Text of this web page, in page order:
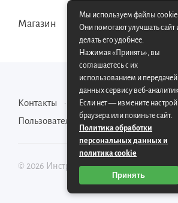
Магазин
Контакты
Карта сайта
Пользовательское соглашение
© 2026 Инструментально-
Мы используем файлы cookie.
Они помогают улучшать сайт
делать его удобнее.
Нажимая «Принять», вы
соглашаетесь с их
использованием и передачей
данных сервису веб-
Если нет — измените
браузера или покиньте сайт.
Политика обработки
персональных данных и
политика cookie
Принять